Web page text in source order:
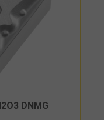
DNMG